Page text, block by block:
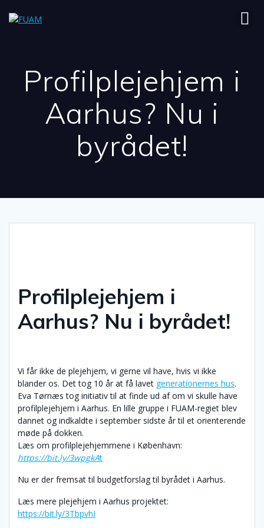
Profilplejehjem i
Aarhus? Nu i
byrådet!
Profilplejehjem i
Aarhus? Nu i byrådet!
Vi får ikke de plejehjem, vi gerne vil have, hvis vi ikke
blander os. Det tog 10 år at få lavet generationernes hus.
Eva Tørnæs tog initiativ til at finde ud af om vi skulle have
profilplejehjem i Aarhus. En lille gruppe i FUAM-regiet blev
dannet og indkaldte i september sidste år til et orienterende
møde på dokken.
Læs om profilplejehjemmene i København:
https://bit.ly/3wpgkAt
Nu er der fremsat til budgetforslag til byrådet i Aarhus.
Læs mere plejehjem i Aarhus projektet:
https://bit.ly/3TbpvhI